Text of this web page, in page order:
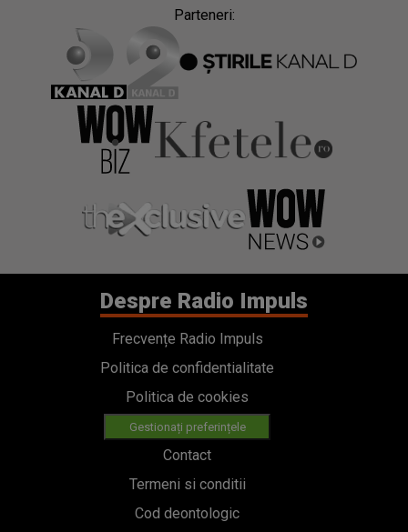
Parteneri:
Despre Radio Impuls
Frecvențe Radio Impuls
Politica de confidentialitate
Politica de cookies
Gestionați preferințele
Contact
Termeni si conditii
Cod deontologic